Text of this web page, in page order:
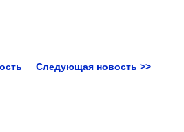
Следующая новость >>